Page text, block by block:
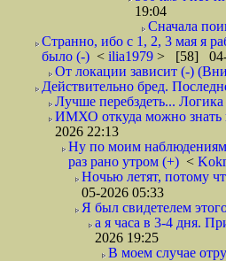
19:04
Сначала
Странно, ибо с 1, 2, 3 мая я
было (-) < ilia1979 > [58] 04-
От локации зависит (-)
Действительно бред.
Лучше перебздеть... Логика
ИМХО откуда можно знать
2026 22:13
Ну по моим
раз рано утром (+) <
Ночью летят,
05-2026 05:33
Я был свидетелем
а я часа в 3-4 дня.
2026 19:25
В моем случае